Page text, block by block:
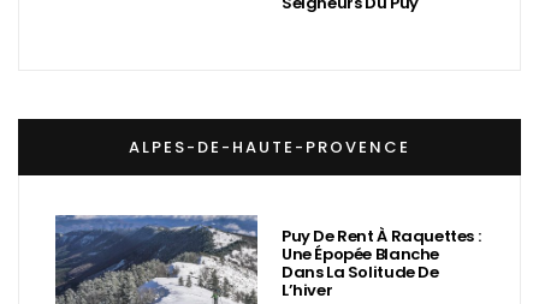
ALPES-DE-HAUTE-PROVENCE
Puy De Rent À Raquettes :
Une Épopée Blanche
Dans La Solitude De
L’hiver